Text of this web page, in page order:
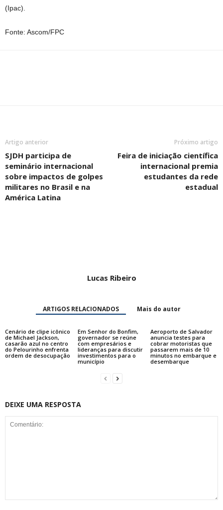
(Ipac).
Fonte: Ascom/FPC
Artigo anterior
SJDH participa de
seminário internacional
sobre impactos de golpes
militares no Brasil e na
América Latina
Próximo artigo
Feira de iniciação científica
internacional premia
estudantes da rede
estadual
Lucas Ribeiro
ARTIGOS RELACIONADOS Mais do autor
Cenário de clipe icônico
de Michael Jackson,
casarão azul no centro
do Pelourinho enfrenta
ordem de desocupação
Em Senhor do Bonfim,
governador se reúne
com empresários e
lideranças para discutir
investimentos para o
município
Aeroporto de Salvador
anuncia testes para
cobrar motoristas que
passarem mais de 10
minutos no embarque e
desembarque
DEIXE UMA RESPOSTA